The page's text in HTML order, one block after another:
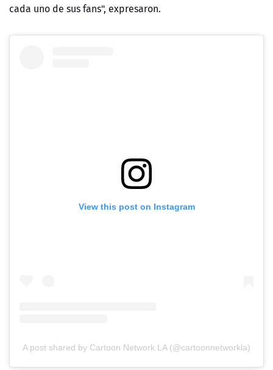
cada uno de sus fans", expresaron.
View this post on Instagram
A post shared by Cartoon Network LA (@cartoonnetworkla)